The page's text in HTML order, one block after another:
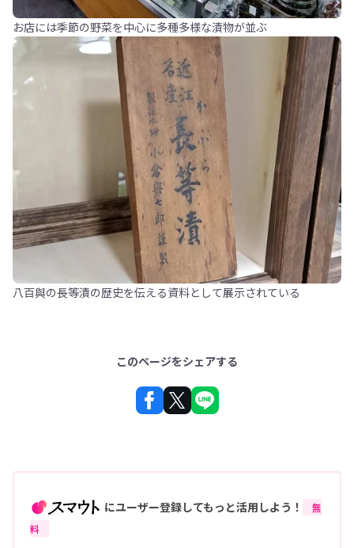
お店には季節の野菜を中心に多種多様な漬物が並ぶ
八百與の長等漬の歴史を伝える資料として展示されている
このページをシェアする
にユーザー登録してもっと活用しよう！
無
料